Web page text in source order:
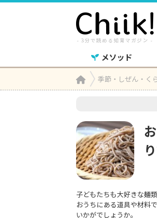
メソッド
Home季節・しぜん・く
子どもたちも大好きな麺
おうちにある道具や材料
いかがでしょうか。